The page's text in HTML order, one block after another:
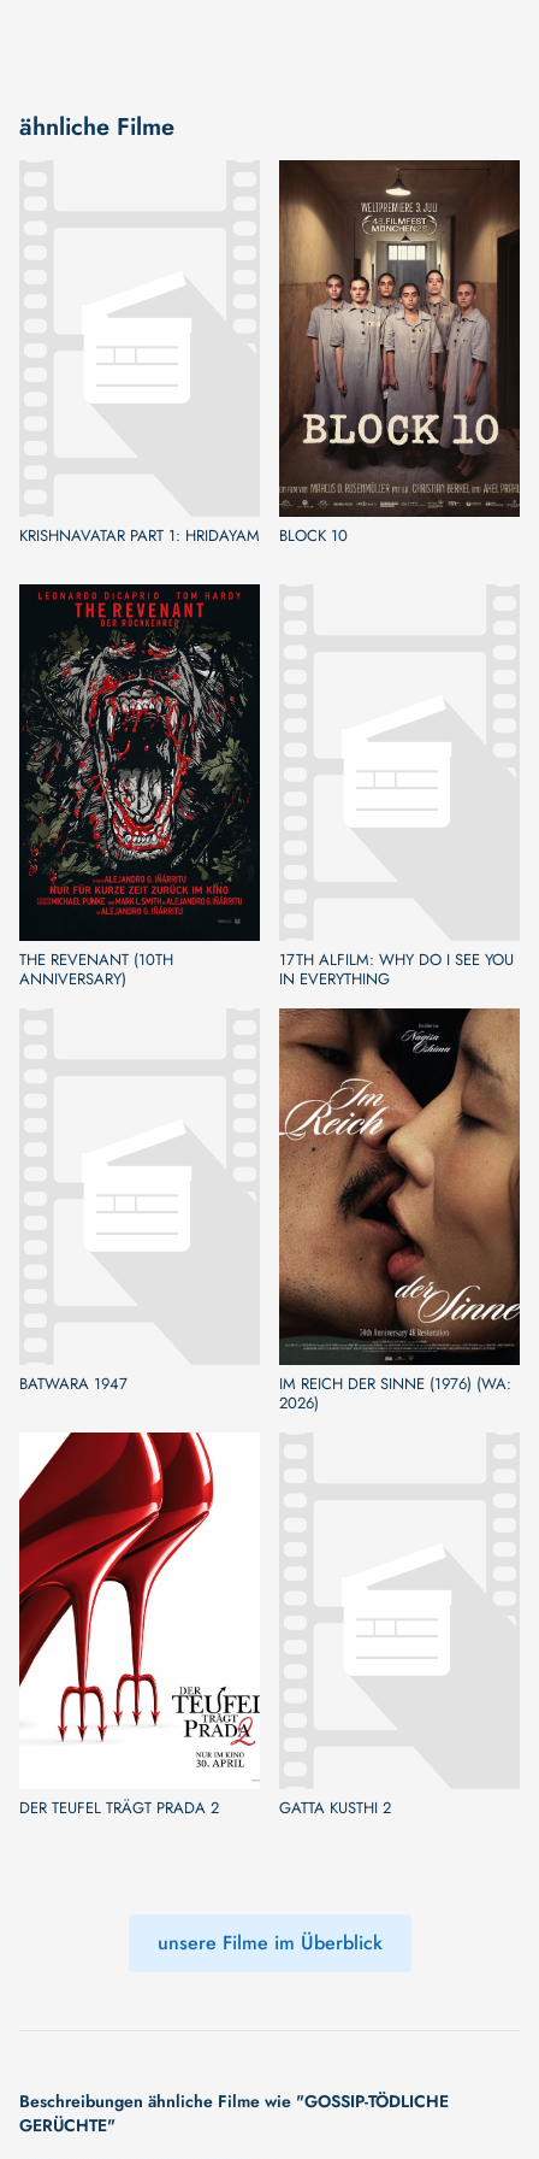
ähnliche Filme
KRISHNAVATAR PART 1: HRIDAYAM BLOCK 10
THE REVENANT (10TH
ANNIVERSARY)
17TH ALFILM: WHY DO I SEE YOU
IN EVERYTHING
BATWARA 1947
IM REICH DER SINNE (1976) (WA:
2026)
DER TEUFEL TRÄGT PRADA 2 GATTA KUSTHI 2
unsere Filme im Überblick
Beschreibungen ähnliche Filme wie "GOSSIP-TÖDLICHE
GERÜCHTE"